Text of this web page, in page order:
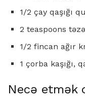
1/2 çay qaşığı
2 teaspoons
1/2 fincan ağır
1 çorba kaşığı,
Necə etmək